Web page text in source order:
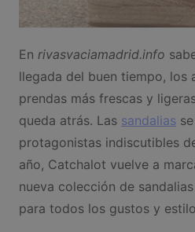
En rivasvaciamadrid.info
llegada del buen tiempo, los
prendas más frescas y
queda atrás. Las sandaliasse
protagonistas indiscutibles
año, Catchalot vuelve a
nueva colección de
para todos los gustos y